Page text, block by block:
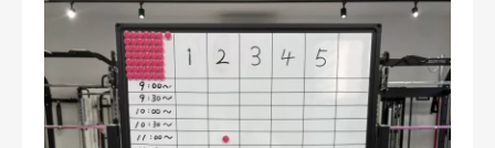
お客様の声
ブログ
店舗情報